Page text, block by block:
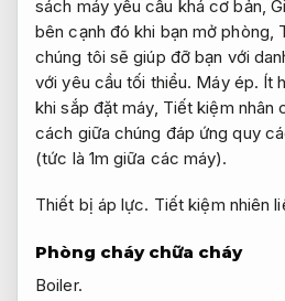
sách máy yêu cầu khá cơ bản,
bên cạnh đó khi bạn mở phòng,
chúng tôi sẽ giúp đỡ bạn với
với yêu cầu tối thiểu. Máy ép. Ít
khi sắp đặt máy, Tiết kiệm nhân
cách giữa chúng đáp ứng quy
(tức là 1m giữa các máy).
Thiết bị áp lực. Tiết kiệm nhiên
Phòng cháy chữa cháy
Boiler.